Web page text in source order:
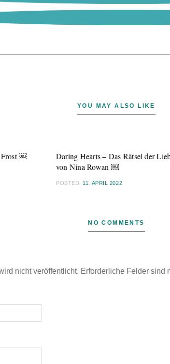
YOU MAY ALSO LIKE
Frost ￼
Daring Hearts – Das Rätsel der
von Nina Rowan ￼
POSTED: 11. APRIL 2022
NO COMMENTS
nicht veröffentlicht. Erforderliche Felder sind